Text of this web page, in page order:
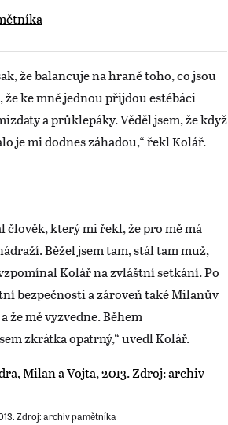
že balancuje na hraně toho, co jsou
ke mně jednou přijdou estébáci
a průklepáky. Věděl jsem, že když
je mi dodnes záhadou,“ řekl Kolář.
člověk, který mi řekl, že pro mě má
Běžel jsem tam, stál tam muž,
Kolář na zvláštní setkání. Po
bezpečnosti a zároveň také Milanův
že mě vyzvedne. Během
zkrátka opatrný,“ uvedl Kolář.
Zdroj: archiv pamětníka